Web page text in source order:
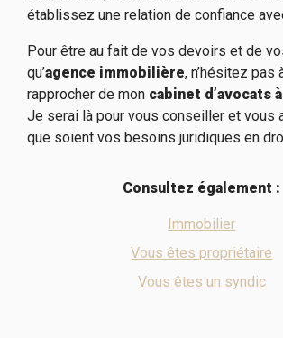
établissez une relation de confiance
Pour être au fait de vos devoirs et de
qu’agence immobilière, n’hésitez pas
rapprocher de mon cabinet d’avocats
Je serai là pour vous conseiller et vous
que soient vos besoins juridiques en
Consultez également :
Immobilier
Vous êtes propriétaire
Vous êtes un syndic